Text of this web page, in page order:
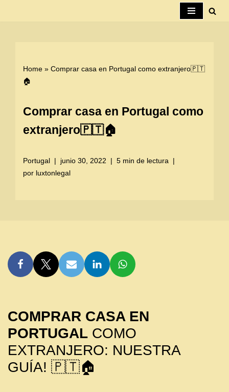
Home » Comprar casa en Portugal como extranjero🇵🇹
🏠
Comprar casa en Portugal como
extranjero🇵🇹🏠
Portugal junio 30, 2022
5 min de lectura
por luxtonlegal
COMPRAR CASA EN
PORTUGAL COMO
EXTRANJERO: NUESTRA
GUÍA! 🇵🇹🏠